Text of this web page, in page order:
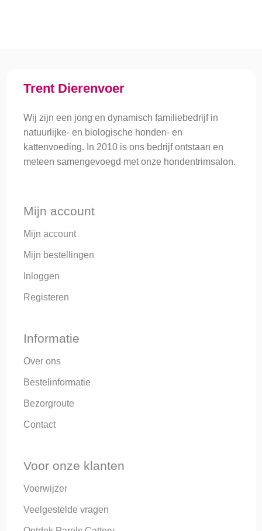
Trent Dierenvoer
Wij zijn een jong en dynamisch familiebedrijf in
natuurlijke- en biologische honden- en
kattenvoeding. In 2010 is ons bedrijf ontstaan en
meteen samengevoegd met onze hondentrimsalon.
Mijn account
Mijn account
Mijn bestellingen
Inloggen
Registeren
Informatie
Over ons
Bestelinformatie
Bezorgroute
Contact
Voor onze klanten
Voerwijzer
Veelgestelde vragen